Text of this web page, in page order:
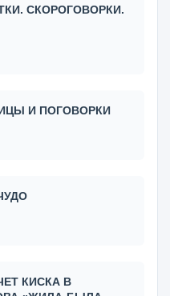
СКОРОГОВОРКИ.
И ПОГОВОРКИ
КИСКА В